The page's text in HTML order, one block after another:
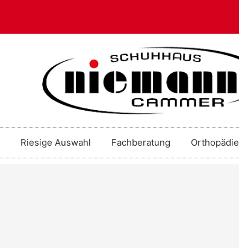
Riesige Auswahl Fachberatung Orthopädie